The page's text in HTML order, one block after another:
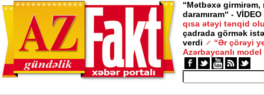
“Mətbəxə girmirəm,
daramıram“ - VİDEO
qısa ətəyi tənqid
çadrada görmək
verdi
“Ər çörəyi
Azərbaycanlı model